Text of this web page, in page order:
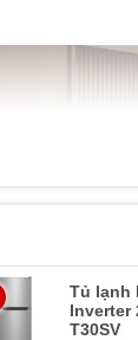
Tủ lạnh
Inverter
T30SV